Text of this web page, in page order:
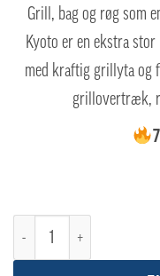
Grill, bag og røg som
Kyoto er en ekstra
med kraftig grillyta og
grillovertræk,
Bluegaz Kyoto Kamado XL